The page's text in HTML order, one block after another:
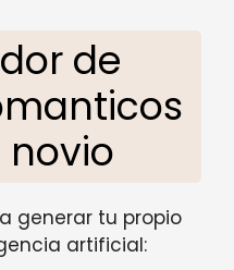
de
generar tu propio
artificial: